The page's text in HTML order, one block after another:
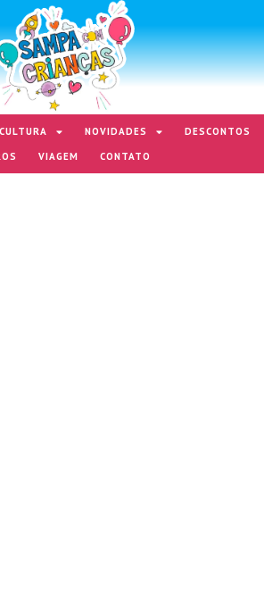
NOVIDADES
DESCONTOS
VIAGEM CONTATO